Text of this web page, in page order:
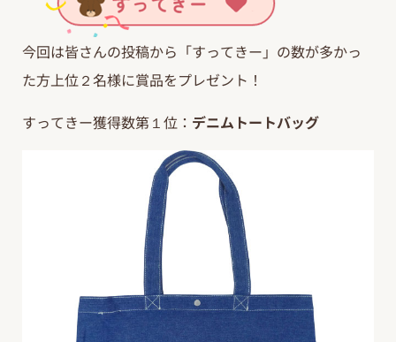
今回は皆さんの投稿から「すってきー」の数が多かっ
た方上位２名様に賞品をプレゼント！
すってきー獲得数第１位： デニムトートバッグ